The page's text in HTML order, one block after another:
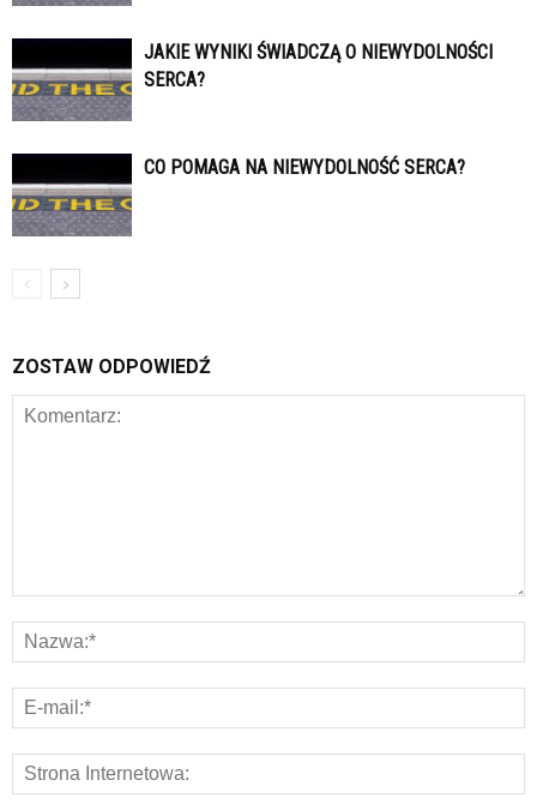
JAKIE WYNIKI ŚWIADCZĄ O NIEWYDOLNOŚCI
SERCA?
CO POMAGA NA NIEWYDOLNOŚĆ SERCA?
ZOSTAW ODPOWIEDŹ